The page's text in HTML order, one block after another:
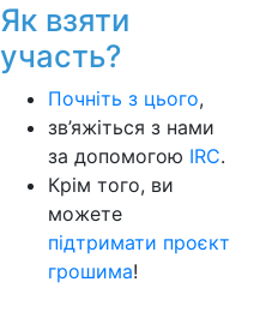
Як взяти
участь?
Почніть з цього,
зв’яжіться з нами
за допомогою IRC.
Крім того, ви
можете
підтримати проєкт
грошима!